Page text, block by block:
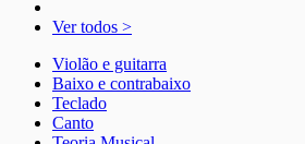
Ver todos >
Violão e guitarra
Baixo e contrabaixo
Teclado
Canto